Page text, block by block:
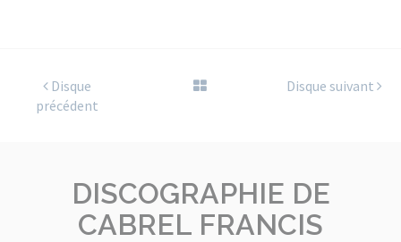
Disque
précédent
Disque suivant
DISCOGRAPHIE DE
CABREL FRANCIS